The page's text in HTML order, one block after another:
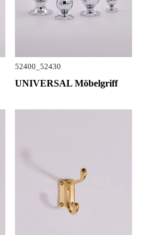
52400_52430
UNIVERSAL Möbelgriff